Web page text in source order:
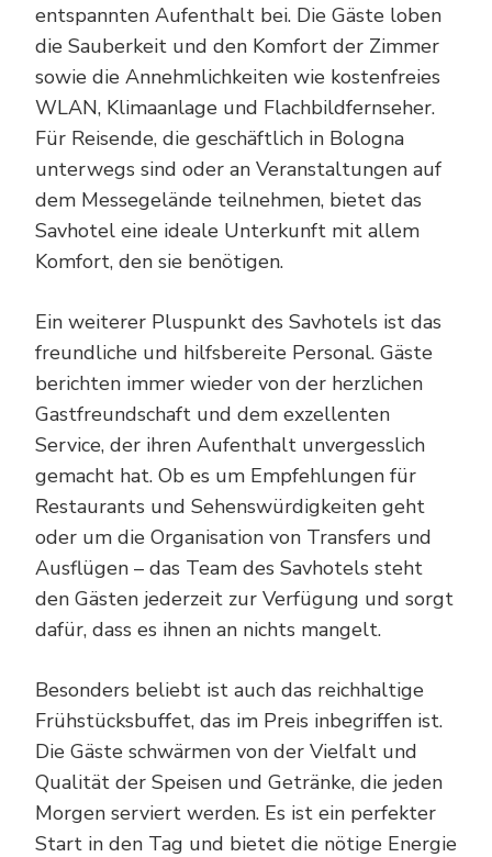
entspannten Aufenthalt bei. Die Gäste loben
die Sauberkeit und den Komfort der Zimmer
sowie die Annehmlichkeiten wie kostenfreies
WLAN, Klimaanlage und Flachbildfernseher.
Für Reisende, die geschäftlich in Bologna
unterwegs sind oder an Veranstaltungen auf
dem Messegelände teilnehmen, bietet das
Savhotel eine ideale Unterkunft mit allem
Komfort, den sie benötigen.
Ein weiterer Pluspunkt des Savhotels ist das
freundliche und hilfsbereite Personal. Gäste
berichten immer wieder von der herzlichen
Gastfreundschaft und dem exzellenten
Service, der ihren Aufenthalt unvergesslich
gemacht hat. Ob es um Empfehlungen für
Restaurants und Sehenswürdigkeiten geht
oder um die Organisation von Transfers und
Ausflügen – das Team des Savhotels steht
den Gästen jederzeit zur Verfügung und sorgt
dafür, dass es ihnen an nichts mangelt.
Besonders beliebt ist auch das reichhaltige
Frühstücksbuffet, das im Preis inbegriffen ist.
Die Gäste schwärmen von der Vielfalt und
Qualität der Speisen und Getränke, die jeden
Morgen serviert werden. Es ist ein perfekter
Start in den Tag und bietet die nötige Energie